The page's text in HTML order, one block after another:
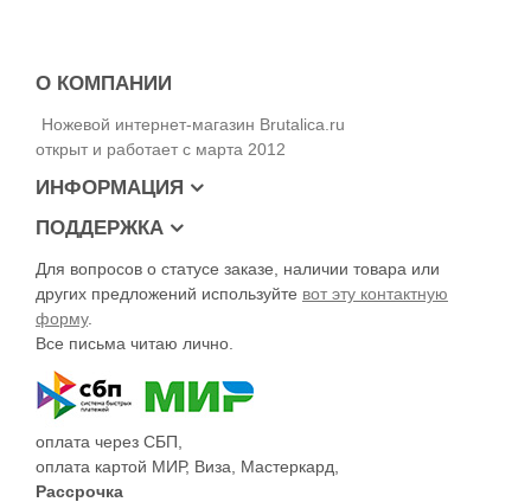
Характеристики и ТТХ ножа Samson Brutalica Adimanti
Длина клинка – 94 мм
Толщина клинка – 3,3 мм
Сталь – D2
Твёрдость клинка – 589-60 HRc
Обработка клинка – Satin
Замок – Liner Lock
Вес – 166 г
О КОМПАНИИ
Ножевой интернет-магазин Brutalica.ru
открыт и работает с марта 2012
ИНФОРМАЦИЯ
ПОДДЕРЖКА
Для вопросов о статусе заказе, наличии товара или
других предложений используйте вот эту контактную
форму.
Все письма читаю лично.
оплата через СБП,
оплата картой МИР, Виза, Мастеркард,
Рассрочка